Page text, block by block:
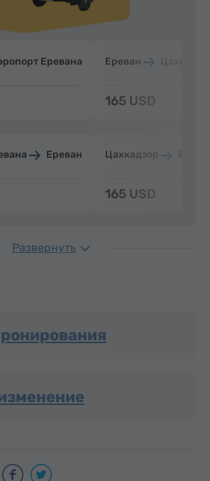
Еревана
Ереван
Ереван
165 USD
Цахкадзор
165 USD
Развернуть